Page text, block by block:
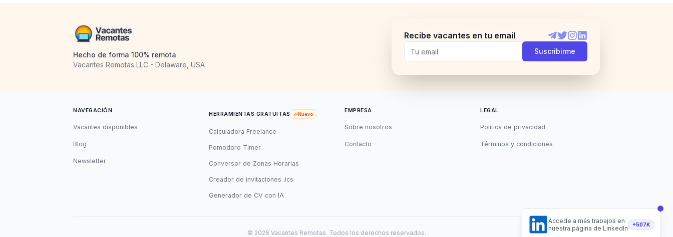
Hecho de forma 100% remota
Vacantes Remotas LLC - Delaware, USA
Recibe vacantes en tu email
Telegram
TwitterInstagram
LinkedIn
Suscribirme
NAVEGACIÓN
Vacantes disponibles
Blog
Newsletter
HERRAMIENTAS GRATUITAS Nuevo
Calculadora Freelance
Pomodoro Timer
Conversor de Zonas Horarias
Creador de invitaciones .ics
Generador de CV con IA
EMPRESA
Sobre nosotros
Contacto
LEGAL
Política de privacidad
Términos y condiciones
© 2026 Vacantes Remotas. Todos los derechos reservados.
Accede a más trabajos en
nuestra página de LinkedIn
+507K